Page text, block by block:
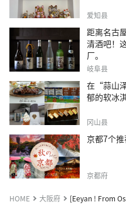
爱知县
距离名古
清酒吧！
厂。
岐阜县
在“蒜山
郁的软冰
冈山县
京都7个
京都府
HOME 大阪府 [Eeyan ! From